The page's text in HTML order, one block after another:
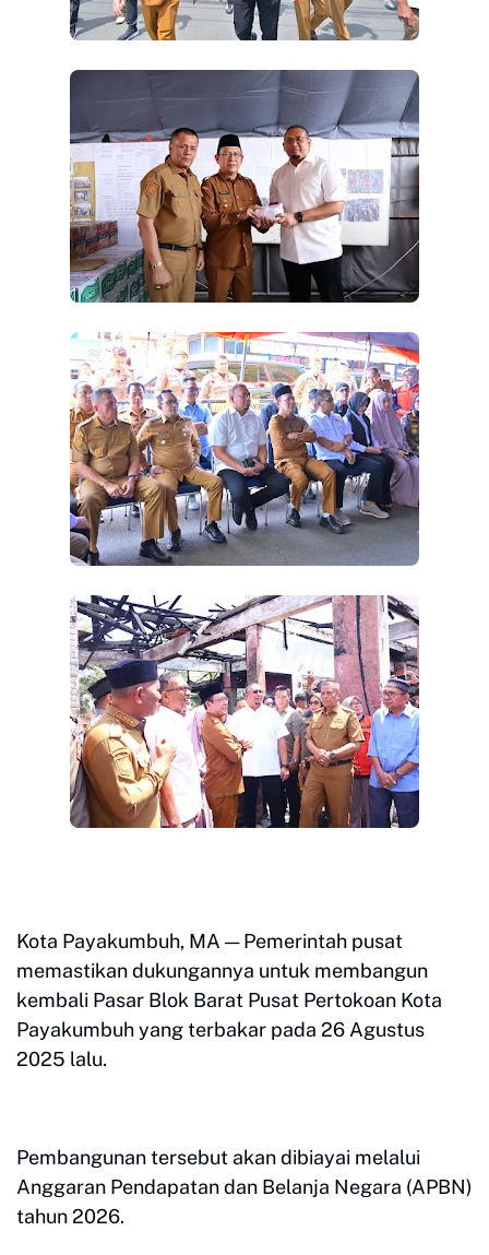
Kota Payakumbuh, MA — Pemerintah pusat
memastikan dukungannya untuk membangun
kembali Pasar Blok Barat Pusat Pertokoan Kota
Payakumbuh yang terbakar pada 26 Agustus
2025 lalu.
Pembangunan tersebut akan dibiayai melalui
Anggaran Pendapatan dan Belanja Negara (APBN)
tahun 2026.